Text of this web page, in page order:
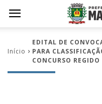
Início
EDITAL DE
PARA
CONCURSO